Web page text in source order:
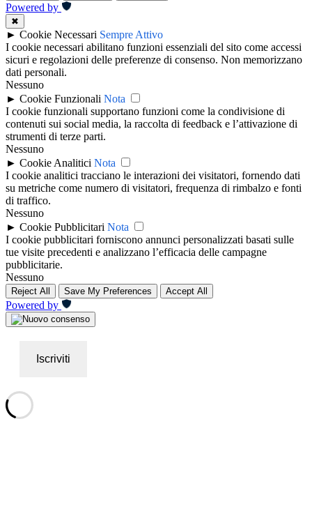
Powered by
✖
► Cookie Necessari Sempre Attivo
I cookie necessari abilitano funzioni essenziali del sito come accessi
sicuri e regolazioni delle preferenze di consenso. Non memorizzano
dati personali.
Nessuno
► Cookie Funzionali Nota
I cookie funzionali supportano funzioni come la condivisione di
contenuti sui social media, la raccolta di feedback e l’attivazione di
strumenti di terze parti.
Nessuno
► Cookie Analitici Nota
I cookie analitici tracciano le interazioni dei visitatori, fornendo dati
su metriche come numero di visitatori, frequenza di rimbalzo e fonti
di traffico.
Nessuno
► Cookie Pubblicitari Nota
I cookie pubblicitari forniscono annunci personalizzati basati sulle
tue visite precedenti e analizzano l’efficacia delle campagne
pubblicitarie.
Nessuno
Reject All Save My Preferences Accept All
Powered by
Iscriviti